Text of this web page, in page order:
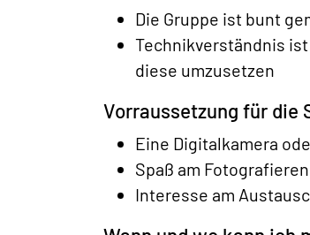
Die Gruppe ist bunt
Technikverständnis
diese umzusetzen
Vorraussetzung für die
Eine Digitalkamera
Spaß am Fotografieren
Interesse am